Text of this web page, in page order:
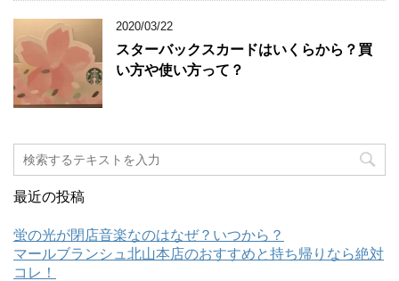
2020/03/22
スターバックスカードはいくらから？買
い方や使い方って？
最近の投稿
蛍の光が閉店音楽なのはなぜ？いつから？
マールブランシュ北山本店のおすすめと持ち帰りなら絶対
コレ！